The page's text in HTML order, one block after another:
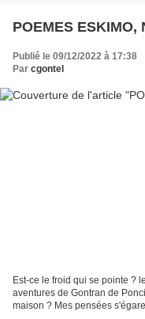
POEMES ESKIMO,
Publié le 09/12/2022 à 17:38
Par cgontel
Est-ce le froid qui se pointe ?
aventures de Gontran de
maison ? Mes pensées